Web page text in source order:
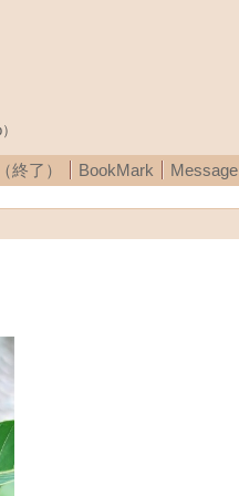
終了） BookMark Message